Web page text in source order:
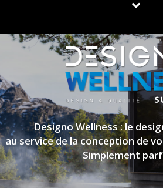
Designo Wellness : le
au service de la conception de
Simplement